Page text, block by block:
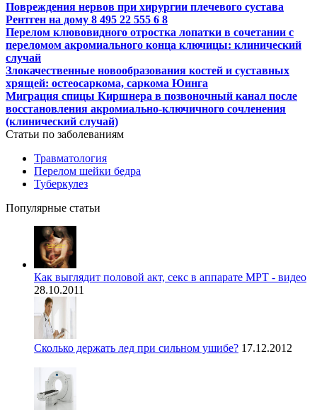
Повреждения нервов при хирургии плечевого сустава
Рентген на дому 8 495 22 555 6 8
Перелом клювовидного отростка лопатки в сочетании с
переломом акромиального конца ключицы: клинический
случай
Злокачественные новообразования костей и суставных
хрящей: остеосаркома, саркома Юинга
Миграция спицы Киршнера в позвоночный канал после
восстановления акромиально-ключичного сочленения
(клинический случай)
Статьи по заболеваниям
Травматология
Перелом шейки бедра
Туберкулез
Популярные статьи
Как выглядит половой акт, секс в аппарате МРТ - видео
28.10.2011
Сколько держать лед при сильном ушибе? 17.12.2012